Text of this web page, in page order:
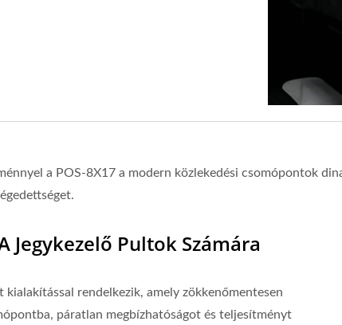
a POS-8X17 a modern közlekedési csomópontok
Jegykezelő Pultok Számára
rendelkezik, amely zökkenőmentesen
páratlan megbízhatóságot és teljesítményt